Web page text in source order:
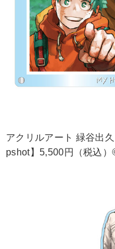
アクリルアート 緑谷出
pshot】5,500円（税込